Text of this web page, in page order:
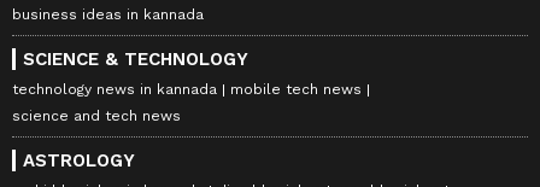
business ideas in kannada
SCIENCE & TECHNOLOGY
technology news in kannada
mobile tech news
science and tech news
ASTROLOGY